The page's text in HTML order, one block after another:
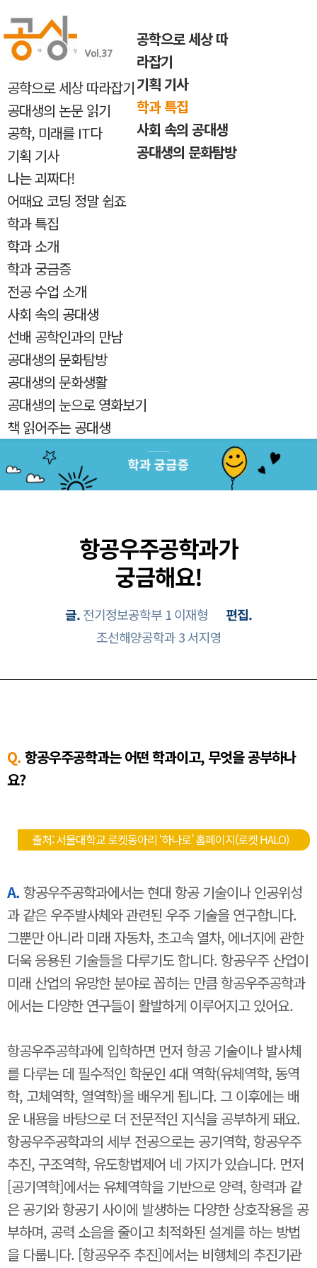
공학으로 세상 따
라잡기
기획 기사
학과 특집
사회 속의 공대생
공대생의 문화탐방
공학으로 세상 따라잡기
공대생의 논문 읽기
공학, 미래를 IT다
기획 기사
나는 괴짜다!
어때요 코딩 정말 쉽죠
학과 특집
학과 소개
학과 궁금증
전공 수업 소개
사회 속의 공대생
선배 공학인과의 만남
공대생의 문화탐방
공대생의 문화생활
공대생의 눈으로 영화보기
책 읽어주는 공대생
항공우주공학과가
궁금해요!
글.전기정보공학부 1 이재형
편집.
조선해양공학과 3 서지영
Q. 항공우주공학과는 어떤 학과이고, 무엇을 공부하나
요?
출처: 서울대학교 로켓동아리 ‘하나로’ 홈페이지(로켓 HALO)
A. 항공우주공학과에서는 현대 항공 기술이나 인공위성
과 같은 우주발사체와 관련된 우주 기술을 연구합니다.
그뿐만 아니라 미래 자동차, 초고속 열차, 에너지에 관한
더욱 응용된 기술들을 다루기도 합니다. 항공우주 산업이
미래 산업의 유망한 분야로 꼽히는 만큼 항공우주공학과
에서는 다양한 연구들이 활발하게 이루어지고 있어요.
항공우주공학과에 입학하면 먼저 항공 기술이나 발사체
를 다루는 데 필수적인 학문인 4대 역학(유체역학, 동역
학, 고체역학, 열역학)을 배우게 됩니다. 그 이후에는 배
운 내용을 바탕으로 더 전문적인 지식을 공부하게 돼요.
항공우주공학과의 세부 전공으로는 공기역학, 항공우주
추진, 구조역학, 유도항법제어 네 가지가 있습니다. 먼저
[공기역학]에서는 유체역학을 기반으로 양력, 항력과 같
은 공기와 항공기 사이에 발생하는 다양한 상호작용을 공
부하며, 공력 소음을 줄이고 최적화된 설계를 하는 방법
을 다룹니다. [항공우주 추진]에서는 비행체의 추진기관